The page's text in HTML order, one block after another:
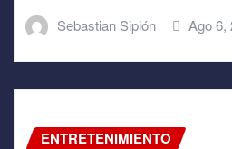
Sebastian Sipión Ago 6,
ENTRETENIMIENTO